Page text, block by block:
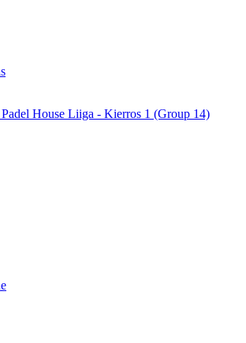
House Liiga - Kierros 1 (Group 14)